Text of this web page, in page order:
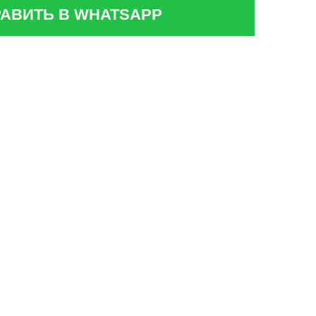
В WHATSAPP